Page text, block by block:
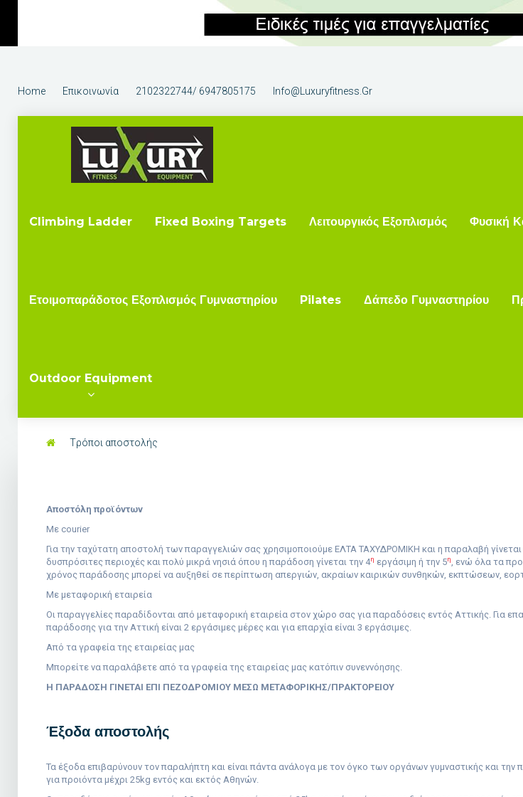
Home
Επικοινωνία 2102322744/ 6947805175 Info@luxuryfitness.gr
Climbing Ladder Fixed Boxing Targets Λειτουργικός Εξοπλισμός Φυσική
Ετοιμοπαράδοτος Εξοπλισμός Γυμναστηρίου Pilates Δάπεδο Γυμναστηρίου
Outdoor Equipment
Tρόποι αποστολής
Αποστόλη προϊόντων
Με courier
Για την ταχύτατη αποστολή των παραγγελιών σας χρησιμοποιούμε ΕΛΤΑ ΤΑΧΥΔΡΟΜΙΚΗ και η παραλαβή
δυσπρόσιτες περιοχές και πολύ μικρά νησιά όπου η παράδοση γίνεται την 4η εργάσιμη ή την 5η, ενώ όλα τα
χρόνος παράδοσης μπορεί να αυξηθεί σε περίπτωση απεργιών, ακραίων καιρικών συνθηκών, εκπτώσεων,
Με μεταφορική εταιρεία
Οι παραγγελίες παραδίδονται από μεταφορική εταιρεία στον χώρο σας για παραδόσεις εντός Αττικής. Για
παράδοσης για την Αττική είναι 2 εργάσιμες μέρες και για επαρχία είναι 3 εργάσιμες.
Από τα γραφεία της εταιρείας μας
Μπορείτε να παραλάβετε από τα γραφεία της εταιρείας μας κατόπιν συνεννόησης.
Η ΠΑΡΑΔΟΣΗ ΓΙΝΕΤΑΙ ΕΠΙ ΠΕΖΟΔΡΟΜΙΟΥ ΜΕΣΩ ΜΕΤΑΦΟΡΙΚΗΣ/ΠΡΑΚΤΟΡΕΙΟΥ
Έξοδα αποστολής
Τα έξοδα επιβαρύνουν τον παραλήπτη και είναι πάντα ανάλογα με τον όγκο των οργάνων γυμναστικής και
για προιόντα μέχρι 25kg εντός και εκτός Αθηνών.